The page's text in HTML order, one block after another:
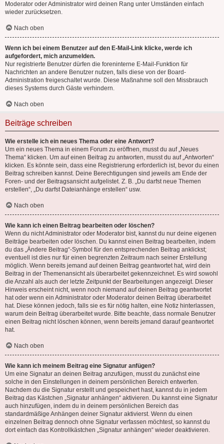
Moderator oder Administrator wird deinen Rang unter Umständen einfach
wieder zurücksetzen.
Nach oben
Wenn ich bei einem Benutzer auf den E-Mail-Link klicke, werde ich
aufgefordert, mich anzumelden.
Nur registrierte Benutzer dürfen die foreninterne E-Mail-Funktion für
Nachrichten an andere Benutzer nutzen, falls diese von der Board-
Administration freigeschaltet wurde. Diese Maßnahme soll den Missbrauch
dieses Systems durch Gäste verhindern.
Nach oben
Beiträge schreiben
Wie erstelle ich ein neues Thema oder eine Antwort?
Um ein neues Thema in einem Forum zu eröffnen, musst du auf „Neues
Thema“ klicken. Um auf einen Beitrag zu antworten, musst du auf „Antworten“
klicken. Es könnte sein, dass eine Registrierung erforderlich ist, bevor du einen
Beitrag schreiben kannst. Deine Berechtigungen sind jeweils am Ende der
Foren- und der Beitragsansicht aufgelistet. Z. B. „Du darfst neue Themen
erstellen“, „Du darfst Dateianhänge erstellen“ usw.
Nach oben
Wie kann ich einen Beitrag bearbeiten oder löschen?
Wenn du nicht Administrator oder Moderator bist, kannst du nur deine eigenen
Beiträge bearbeiten oder löschen. Du kannst einen Beitrag bearbeiten, indem
du das „Ändere Beitrag“-Symbol für den entsprechenden Beitrag anklickst;
eventuell ist dies nur für einen begrenzten Zeitraum nach seiner Erstellung
möglich. Wenn bereits jemand auf deinen Beitrag geantwortet hat, wird dein
Beitrag in der Themenansicht als überarbeitet gekennzeichnet. Es wird sowohl
die Anzahl als auch der letzte Zeitpunkt der Bearbeitungen angezeigt. Dieser
Hinweis erscheint nicht, wenn noch niemand auf deinen Beitrag geantwortet
hat oder wenn ein Administrator oder Moderator deinen Beitrag überarbeitet
hat. Diese können jedoch, falls sie es für nötig halten, eine Notiz hinterlassen,
warum dein Beitrag überarbeitet wurde. Bitte beachte, dass normale Benutzer
einen Beitrag nicht löschen können, wenn bereits jemand darauf geantwortet
hat.
Nach oben
Wie kann ich meinem Beitrag eine Signatur anfügen?
Um eine Signatur an deinen Beitrag anzufügen, musst du zunächst eine
solche in den Einstellungen in deinem persönlichen Bereich entwerfen.
Nachdem du die Signatur erstellt und gespeichert hast, kannst du in jedem
Beitrag das Kästchen „Signatur anhängen“ aktivieren. Du kannst eine Signatur
auch hinzufügen, indem du in deinem persönlichen Bereich das
standardmäßige Anhängen deiner Signatur aktivierst. Wenn du einen
einzelnen Beitrag dennoch ohne Signatur verfassen möchtest, so kannst du
dort einfach das Kontrollkästchen „Signatur anhängen“ wieder deaktivieren.